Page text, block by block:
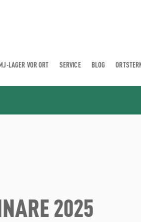
LAGER VOR ORT SERVICE BLOG
2025